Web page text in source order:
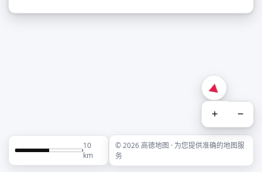
+ −
10
km
© 2026 高德地图 · 为您提供准确的地图服
务